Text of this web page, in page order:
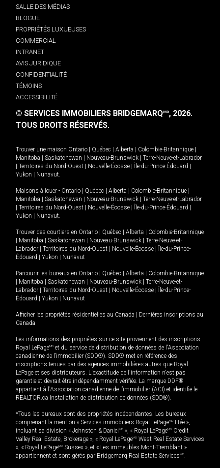
SALLE DES MÉDIAS
BLOGUE
PROPRIÉTÉS LUXUEUSES
COMMERCIAL
INTRANET
AVIS JURIDIQUE
CONFIDENTIALITÉ
TÉMOINS
ACCESSIBILITÉ
© SERVICES IMMOBILIERS BRIDGEMARQMD, 2026.
TOUS DROITS RÉSERVÉS.
Trouver une maison Ontario Québec Alberta Colombie-Britannique
Manitoba
Saskatchewan Nouveau-Brunswick
Terre-Neuve-et-Labrador
Territoires du Nord-Ouest Nouvelle-Écosse Île-du-Prince-Édouard
Yukon
Nunavut.
Maisons à louer - Ontario Québec Alberta Colombie-Britannique
Manitoba
Saskatchewan Nouveau-Brunswick
Terre-Neuve-et-Labrador
Territoires du Nord-Ouest Nouvelle-Écosse Île-du-Prince-Édouard
Yukon
Nunavut.
Trouver des courtiers en Ontario Québec Alberta
Colombie-Britannique
Manitoba Saskatchewan Nouveau-Brunswick
Terre-Neuve-et-
Labrador
Territoires du Nord-Ouest Nouvelle-Écosse
Île-du-Prince-
Édouard
Yukon Nunavut
Parcourir les bureaux en Ontario Québec Alberta
Colombie-Britannique
Manitoba Saskatchewan Nouveau-Brunswick
Terre-Neuve-et-
Labrador
Territoires du Nord-Ouest Nouvelle-Écosse
Île-du-Prince-
Édouard
Yukon Nunavut
Afficher les propriétés résidentielles au Canada
Dernières inscriptions au
Canada
Les informations des propriétés sur ce site proviennent des inscriptions
Royal LePageMD et du service de distribution de données de l'Association
canadienne de l’immobilier (SDD®). SDD® met en référence des
inscriptions tenues par des agences immobilières autres que Royal
LePage et ses distributeurs. L'exactitude de l'information n'est pas
garantie et devrait être indépendamment vérifiée. La marque DDF®
appartient à l'Association canadienne de l’immobilier (ACI) et identifie le
REALTOR.ca Installation de distribution de données (SDD®).
*Tous les bureaux sont des propriétés indépendantes. Les bureaux
comprenant la mention « Services immobiliers Royal LePageMD Ltée »,
incluant sa division « Johnston & Daniel MD », « Royal LePageMD Credit
Valley Real Estate, Brokerage », « Royal LePageMD West Real Estate Services
», « Royal LePageMD Sussex », et « Les immeubles Mont-Tremblant »
appartiennent et sont gérés par Bridgemarq Real Estate ServicesMD.